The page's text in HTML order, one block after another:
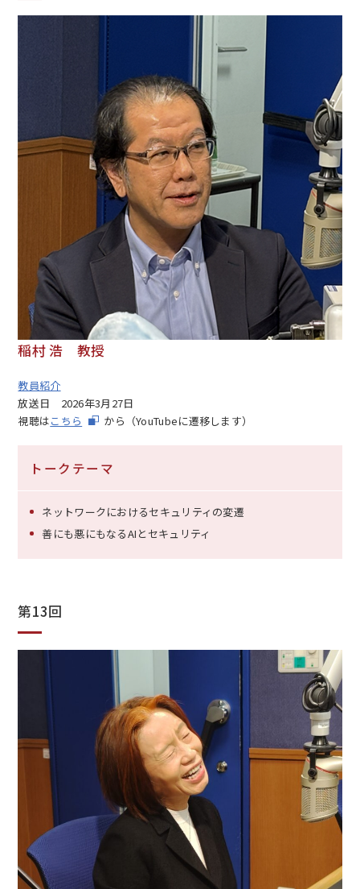
稲村 浩 教授
教員紹介
放送日 2026年3月27日
視聴はこちら から（YouTubeに遷移します）
トークテーマ
ネットワークにおけるセキュリティの変遷
善にも悪にもなるAIとセキュリティ
第13回